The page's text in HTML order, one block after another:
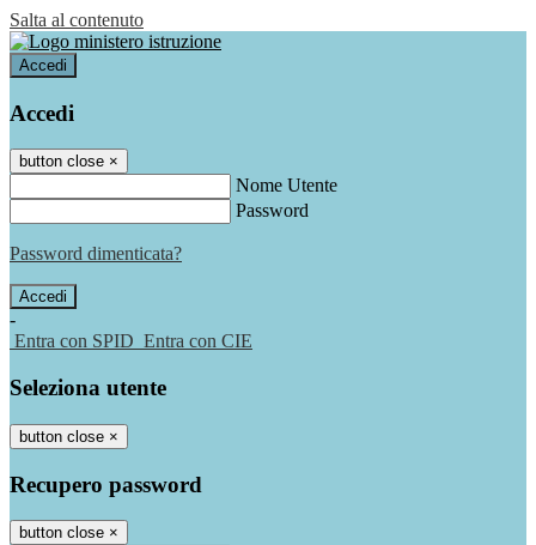
Salta al contenuto
Accedi
Accedi
button close ×
Nome Utente
Password
Password dimenticata?
-
Entra con SPID Entra con CIE
Seleziona utente
button close ×
Recupero password
button close ×